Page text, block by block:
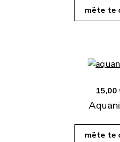
mëte te
15,00
mëte te